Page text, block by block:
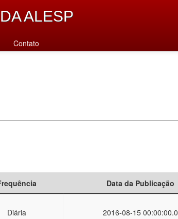
ALESP
Contato
Data da Publicação
Diária 2016-08-15 00:00:00.0